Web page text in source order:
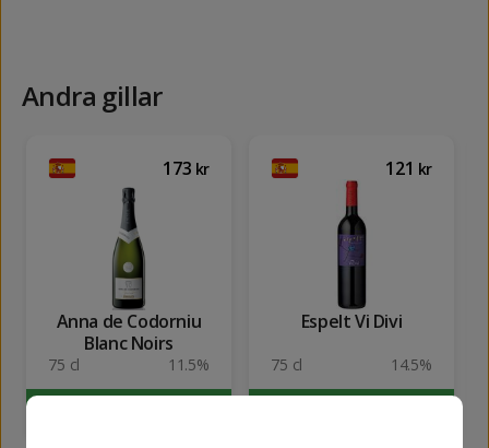
Andra gillar
173 kr
Anna de Codorniu
Blanc Noirs
75 cl 11.5%
121 kr
Espelt Vi Divi
75 cl 14.5%